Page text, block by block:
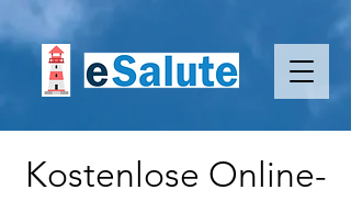
Kostenlose Online-